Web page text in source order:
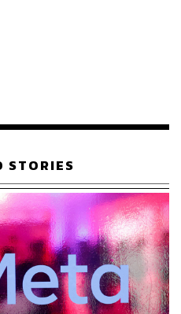
จะไม่สามารถเข้าถึง
ากกว่า 18 ปี ขึ้นไป อาจใช้
หน้า
ก่ Instagram, YouTube,
ละ X ส่วน YouTube Kids,
และ Signal จะได้รับการ
STORIES